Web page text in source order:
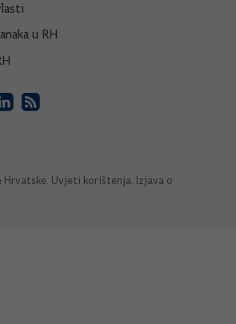
u RH
Hrvatske. Uvjeti korištenja Izjava o